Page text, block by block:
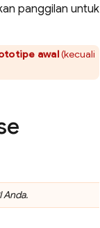
panggilan untuk
awal(kecuali
Anda.